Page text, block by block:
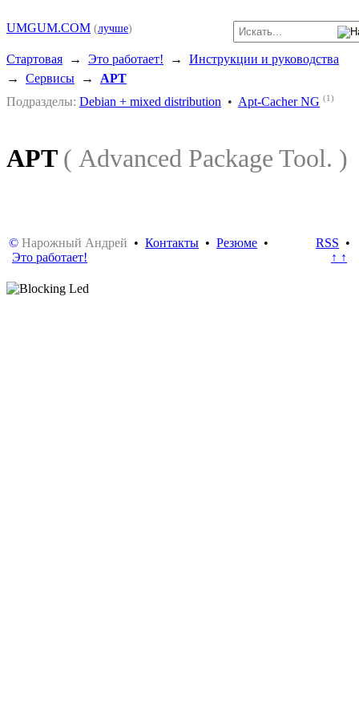
UMGUM.COM (лучше)
Стартовая → Это работает! → Инструкции и руководства
→ Сервисы → APT
Подразделы: Debian + mixed distribution • Apt-Cacher NG (1)
APT ( Advanced Package Tool. )
© Нарожный Андрей • Контакты • Резюме •
Это работает!
RSS •
↑ ↑